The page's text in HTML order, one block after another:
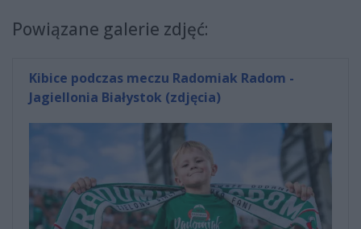
Powiązane galerie zdjęć:
Kibice podczas meczu Radomiak Radom -
Jagiellonia Białystok (zdjęcia)